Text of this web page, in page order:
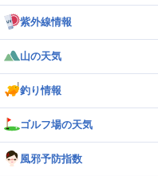
紫外線情報
山の天気
釣り情報
ゴルフ場の天気
風邪予防指数